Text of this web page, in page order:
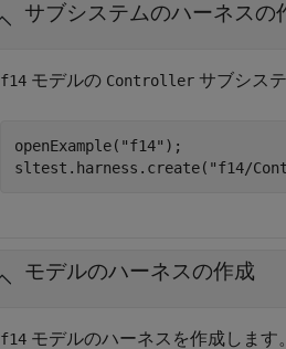
サブシステムのハーネスの
f14 モデルの Controller サブシス
openExample( "f14" );
sltest.harness.create( "f14/
モデルのハーネスの作成
f14 モデルのハーネスを作成します